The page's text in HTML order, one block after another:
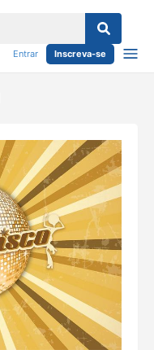
Entrar Inscreva-se